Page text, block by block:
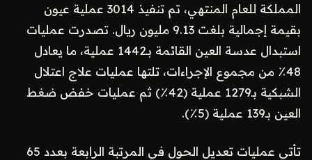
المملكة للعام المنتهي، تم تنفيذ 3014 عملية عيون
بقيمة إجمالية بلغت 9.13 مليون ريال. تصدرت عمليات
استبدال عدسة العين القائمة بـ1442 عملية، ما يعادل
48٪ من مجموع الإجراءات، تلتها عمليات علاج اعتلال
الشبكية بـ1279 عملية (42٪) ثم عمليات خفض ضغط
العين بـ139 عملية (5٪).
تأتي عمليات تعديل الحول في المرتبة الرابعة بعدد 65